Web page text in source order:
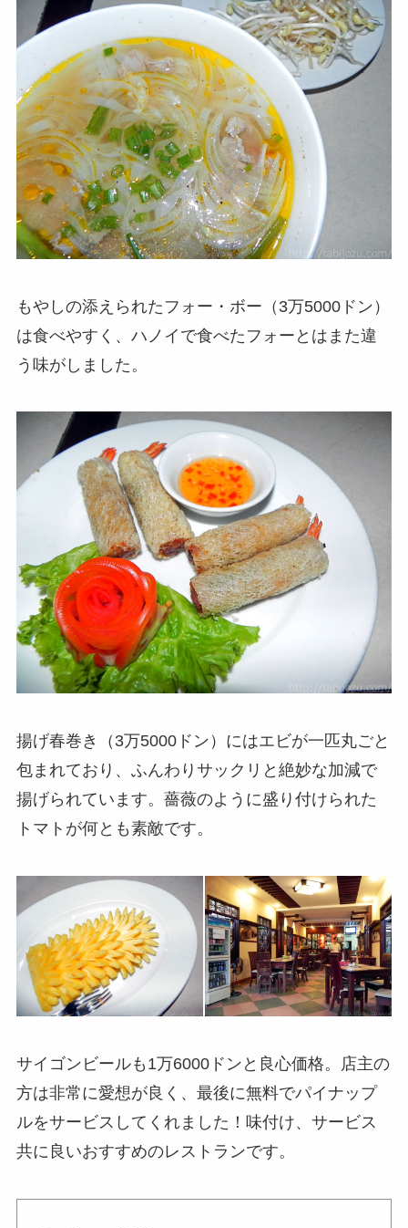
もやしの添えられたフォー・ボー（3万5000ドン）
は食べやすく、ハノイで食べたフォーとはまた違
う味がしました。
揚げ春巻き（3万5000ドン）にはエビが一匹丸ごと
包まれており、ふんわりサックリと絶妙な加減で
揚げられています。薔薇のように盛り付けられた
トマトが何とも素敵です。
サイゴンビールも1万6000ドンと良心価格。店主の
方は非常に愛想が良く、最後に無料でパイナップ
ルをサービスしてくれました！味付け、サービス
共に良いおすすめのレストランです。